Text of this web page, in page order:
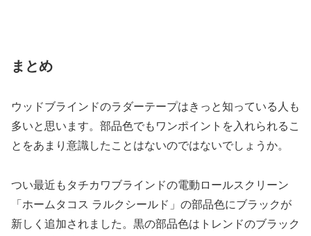
まとめ
ウッドブラインドのラダーテープはきっと知っている人も
多いと思います。部品色でもワンポイントを入れられるこ
とをあまり意識したことはないのではないでしょうか。
つい最近もタチカワブラインドの電動ロールスクリーン
「ホームタコス ラルクシールド」の部品色にブラックが
新しく追加されました。黒の部品色はトレンドのブラック